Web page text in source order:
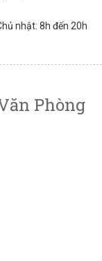
nhật: 8h đến 20h
Phòng